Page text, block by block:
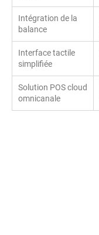
Intégration de la
balance
Interface tactile
simplifiée
Solution POS cloud
omnicanale